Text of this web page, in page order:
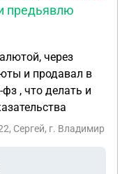
как его посадили
процесс и они
не нужно будет
посадили на 3
их в тюрьме
. Как
она
что он убит и
предьявлю
через
и продавал в
, что делать и
Сергей, г. Владимир